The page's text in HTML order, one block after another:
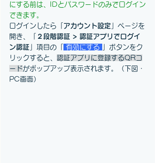
にする前は、IDとパスワードのみでログイン
できます。
ログインしたら「 アカウント設定 」ページを
開き、「
２段階認証 > 認証アプリでログイ
ン認証 」項目の「 有効にする
」ボタンをク
リックすると、 認証アプリに登録するQRコ
ードがポップアップ表示されます。（下図・
PC画面）